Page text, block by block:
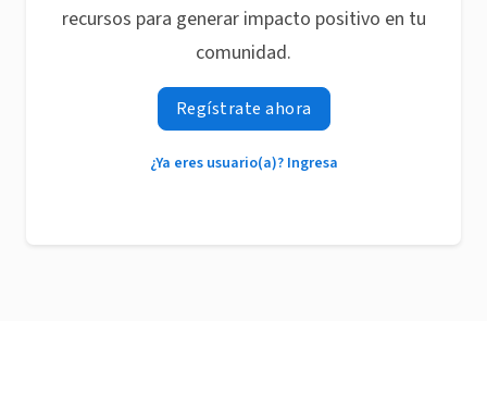
recursos para generar impacto positivo en tu
comunidad.
Regístrate ahora
¿Ya eres usuario(a)? Ingresa